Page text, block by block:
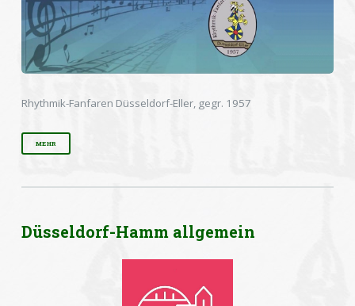
Rhythmik-Fanfaren Düsseldorf-Eller, gegr. 1957
MEHR
Düsseldorf-Hamm allgemein